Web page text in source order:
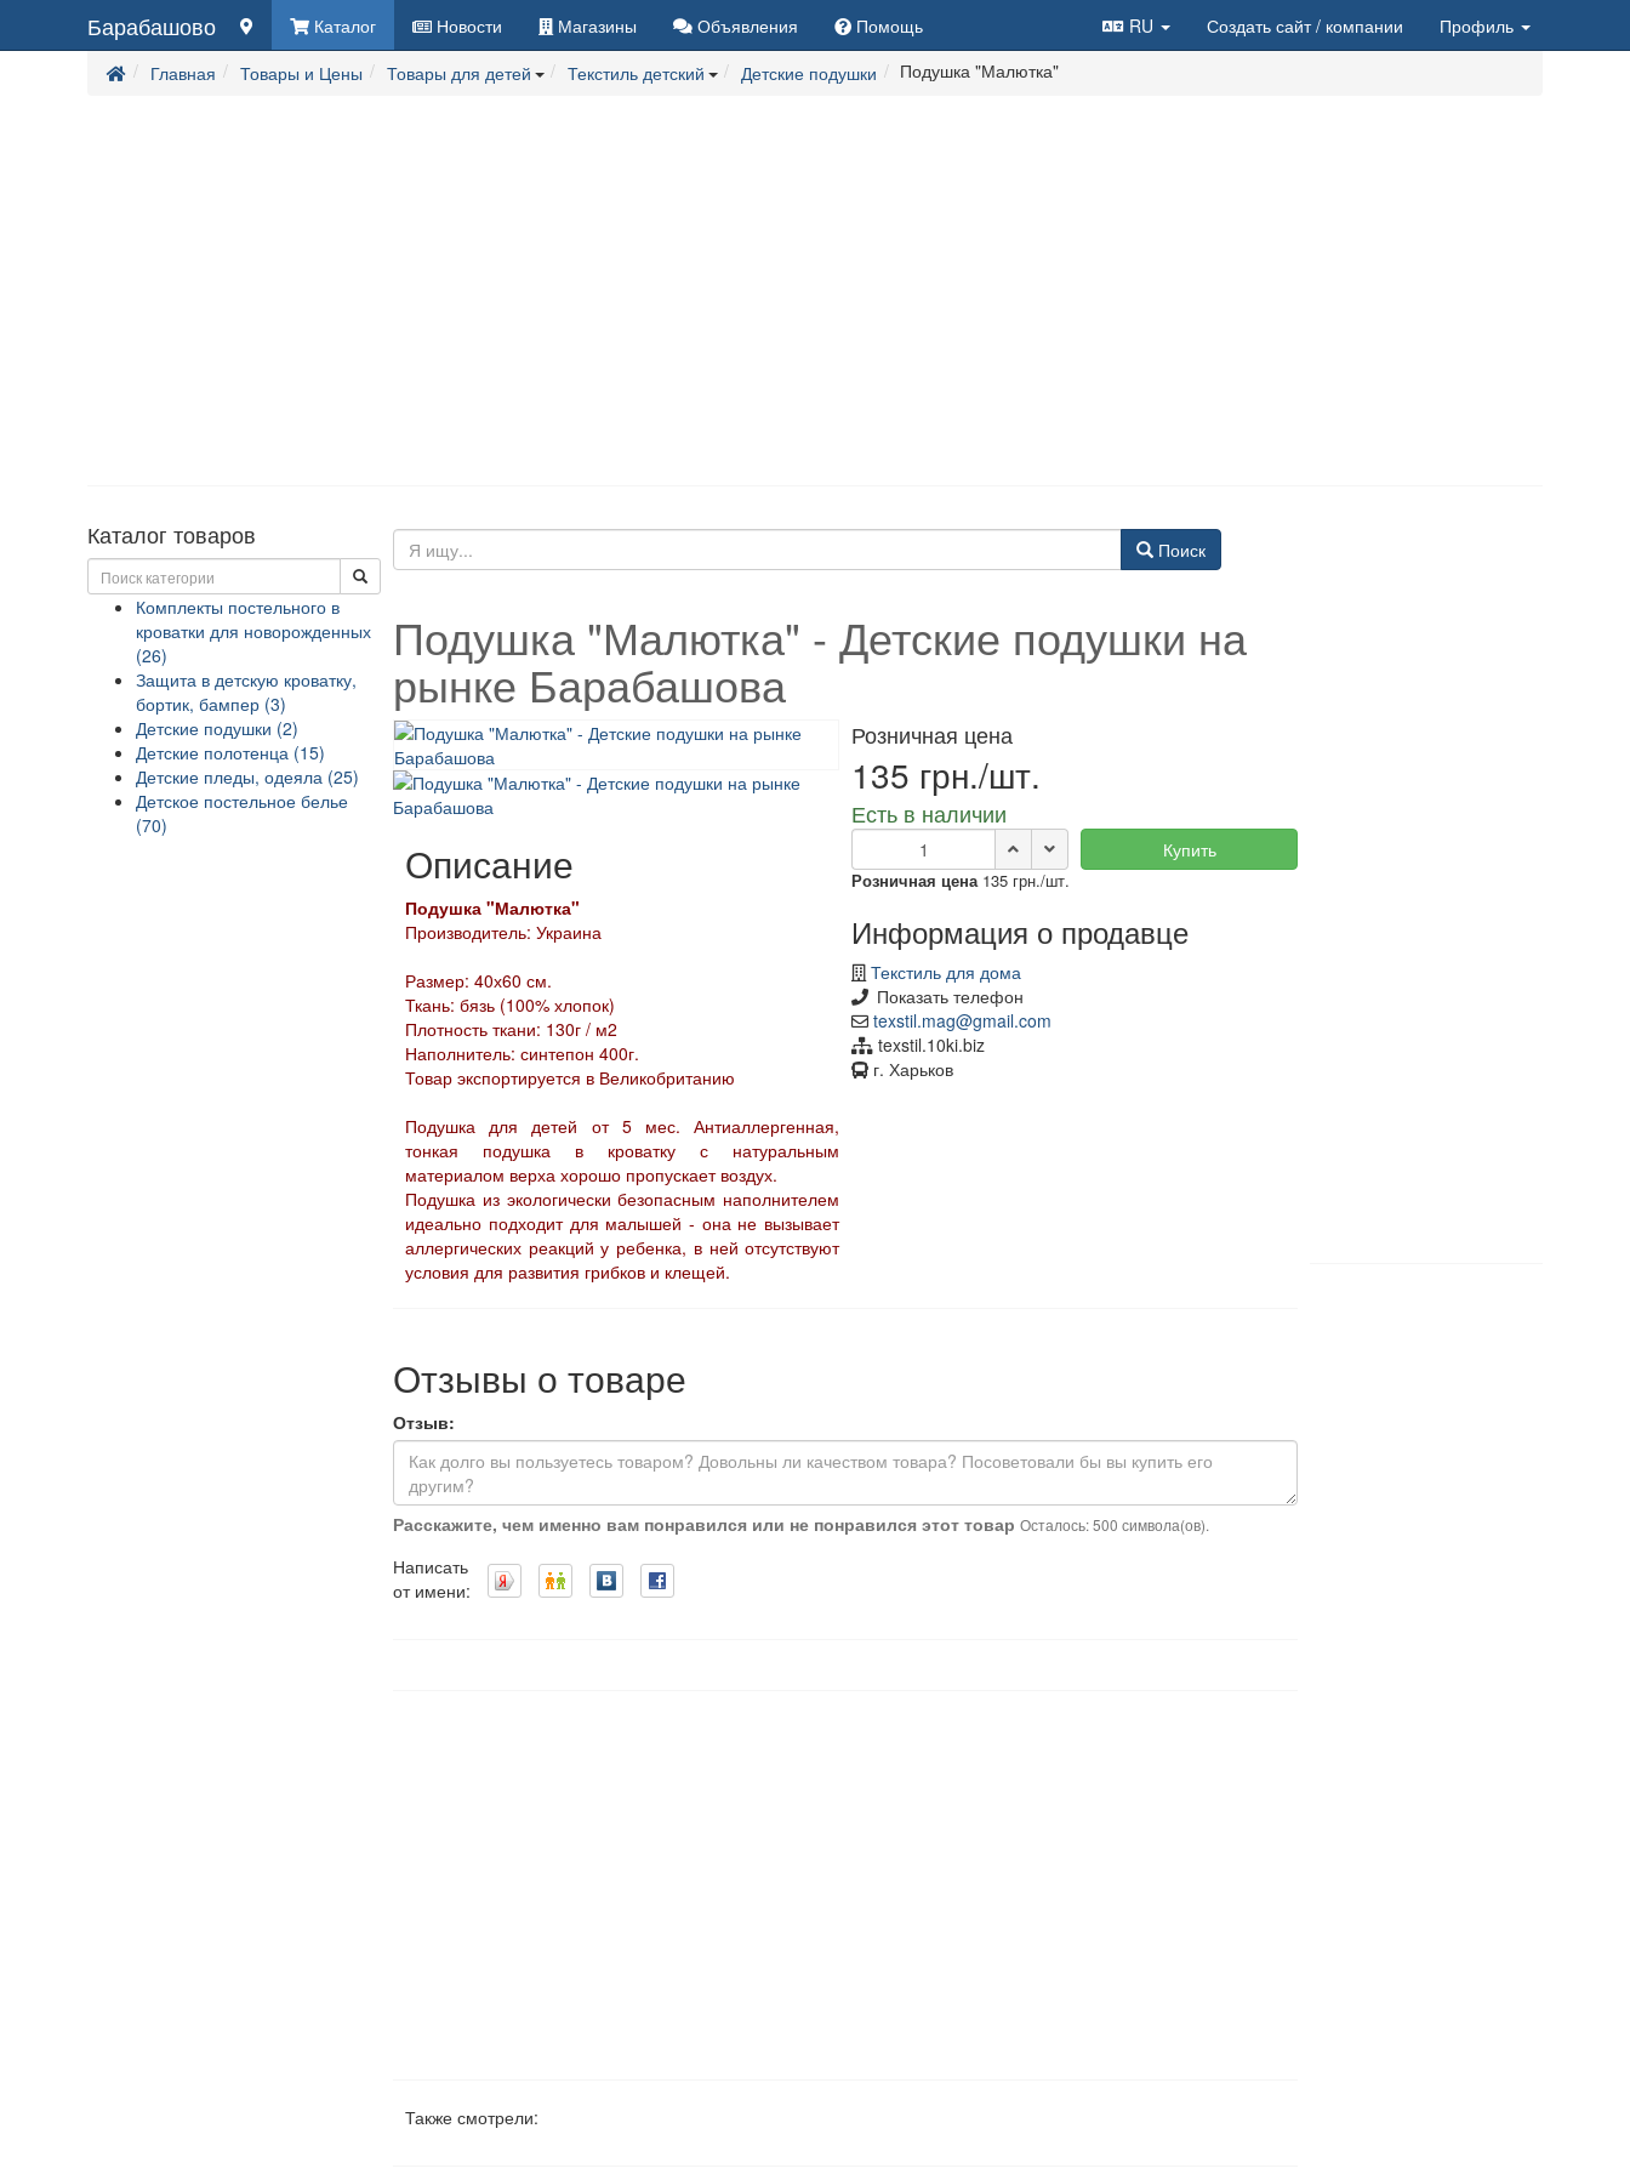
Барабашово Каталог Новости Магазины Объявления Помощь RU Создать сайт/ компании
Профиль
Главная
Товары и Цены Товары для детей Текстиль детский Детские подушки Подушка "Малютка"
Поиск
Подушка "Малютка" - Детские подушки на
рынке Барабашова
Описание
Подушка "Малютка"
Производитель: Украина
Размер: 40х60 см.
Ткань: бязь (100% хлопок)
Плотность ткани: 130г / м2
Наполнитель: синтепон 400г.
Товар экспортируется в Великобританию
Подушка для детей от 5 мес. Антиаллергенная,
тонкая подушка в кроватку с натуральным
материалом верха хорошо пропускает воздух.
Подушка из экологически безопасным наполнителем
идеально подходит для малышей - она не вызывает
аллергических реакций у ребенка, в ней отсутствуют
условия для развития грибков и клещей.
Розничная цена
135 грн./шт.
Есть в наличии
Купить
Розничная цена135 грн./шт.
Информация о продавце
Текстиль для дома
Показать телефон
texstil.mag@gmail.com
texstil.10ki.biz
г. Харьков
Отзывы о товаре
Отзыв:
Расскажите, чем именно вам понравился или не понравился этот товар Осталось: 500 символа(ов).
Написать
от имени:
Также смотрели:
Каталог товаров
Комплекты постельного в
кроватки для новорожденных
(26)
Защита в детскую кроватку,
бортик, бампер (3)
Детские подушки (2)
Детские полотенца (15)
Детские пледы, одеяла (25)
Детское постельное белье
(70)